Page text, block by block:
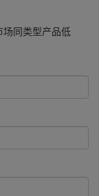
同类型产品低